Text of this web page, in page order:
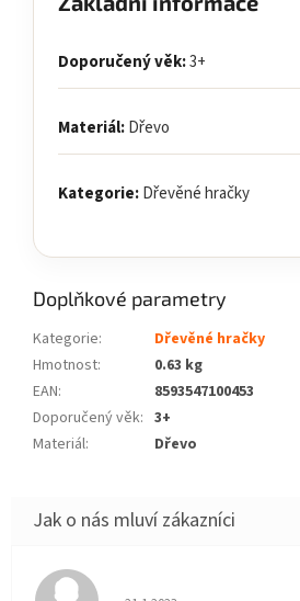
Doporučený věk:3+
Materiál:Dřevo
Kategorie:Dřevěné hračky
Doplňkové parametry
Kategorie:
Dřevěné hračky
Hmotnost:
0.63 kg
EAN:
8593547100453
Doporučený věk: 3+
Materiál: Dřevo